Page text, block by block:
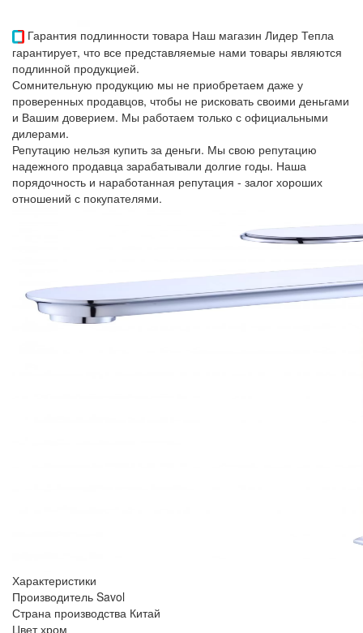
Гарантия подлинности товара Наш магазин Лидер Тепла
гарантирует, что все представляемые нами товары являются
подлинной продукцией.
Сомнительную продукцию мы не приобретаем даже у
проверенных продавцов, чтобы не рисковать своими деньгами
и Вашим доверием. Мы работаем только с официальными
дилерами.
Репутацию нельзя купить за деньги. Мы свою репутацию
надежного продавца зарабатывали долгие годы. Наша
порядочность и наработанная репутация - залог хороших
отношений с покупателями.
Характеристики
Производитель Savol
Страна производства Китай
Цвет хром